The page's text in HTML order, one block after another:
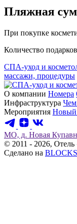
Пляжная
При покупке
Количество
СПА-уход и
массажи, процедуры
О компании Номера
Инфраструктура Чем
Мероприятия Новый
МО, д. Новая
© 2011 - 2026, Отель
Сделано на